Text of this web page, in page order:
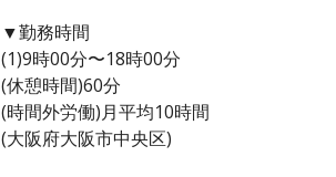
▼勤務時間
(1)9時00分〜18時00分
(休憩時間)60分
(時間外労働)月平均10時間
(大阪府大阪市中央区)